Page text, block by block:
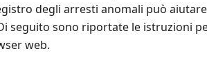
degli arresti anomali può
seguito sono riportate le istruzioni
web.